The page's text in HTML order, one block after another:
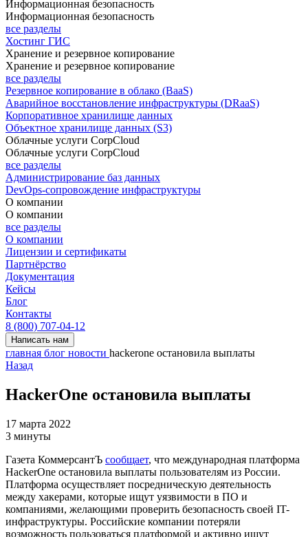
Информационная безопасность
Информационная безопасность
все разделы
Хостинг ГИС
Хранение и резервное копирование
Хранение и резервное копирование
все разделы
Резервное копирование в облако (BaaS)
Аварийное восстановление инфраструктуры (DRaaS)
Корпоративное хранилище данных
Объектное хранилище данных (S3)
Облачные услуги CorpCloud
Облачные услуги CorpCloud
все разделы
Администрирование баз данных
DevOps-сопровождение инфраструктуры
О компании
О компании
все разделы
О компании
Лицензии и сертификаты
Партнёрство
Документация
Кейсы
Блог
Контакты
8 (800) 707-04-12
Написать нам
главная блог новости hackerone остановила выплаты
Назад
HackerOne остановила выплаты
17 марта 2022
3 минуты
Газета КоммерсантЪ сообщает, что международная платформа
HackerOne остановила выплаты пользователям из России.
Платформа осуществляет посредническую деятельность
между хакерами, которые ищут уязвимости в ПО и
компаниями, желающими проверить безопасность своей IT-
инфраструктуры. Российские компании потеряли
возможность пользоваться платформой и активно ищут